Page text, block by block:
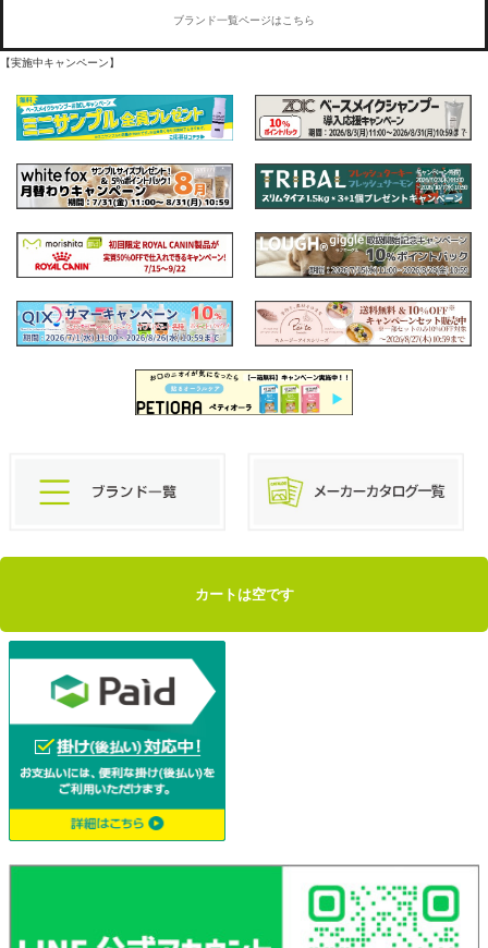
ブランド一覧ページはこちら
【実施中キャンペーン】
カートは空です